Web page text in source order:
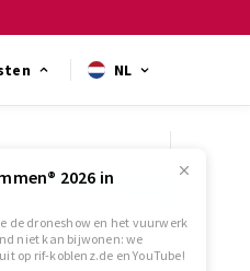
NL
2026 in
de droneshow en het vuurwerk
niet kan bijwonen: we
op rif-koblenz.de en YouTube!